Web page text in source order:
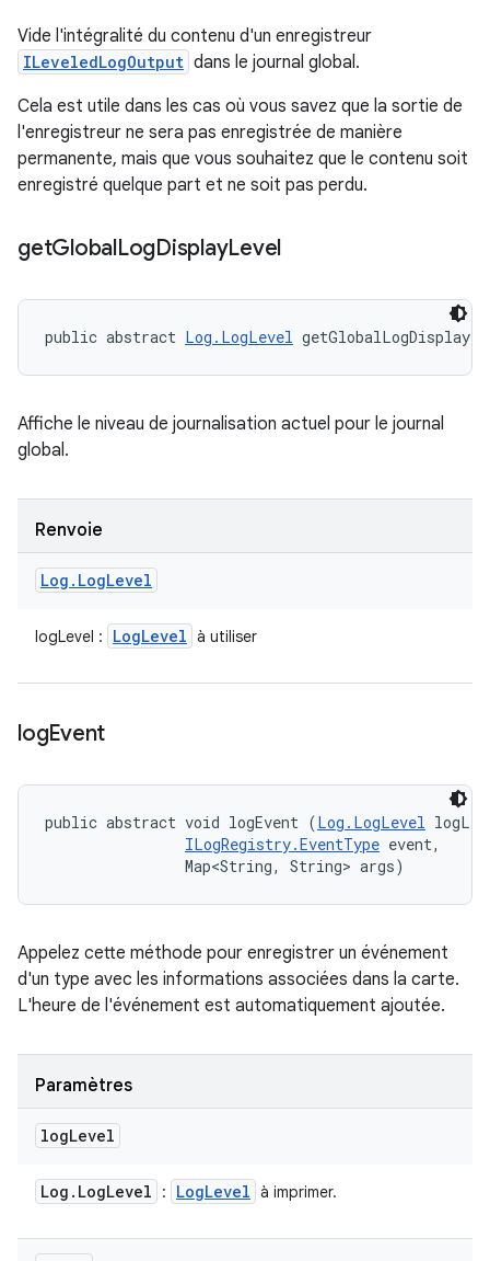
Vide l'intégralité du contenu d'un enregistreur
ILeveledLogOutput dans le journal global.
Cela est utile dans les cas où vous savez que la sortie de
l'enregistreur ne sera pas enregistrée de manière
permanente, mais que vous souhaitez que le contenu soit
enregistré quelque part et ne soit pas perdu.
getGlobalLogDisplayLevel
public abstract Log.LogLevel
Affiche le niveau de journalisation actuel pour le journal
global.
Renvoie
Log . LogLevel
logLevel : LogLevel à utiliser
logEvent
public abstract void logEvent (Log.LogLevel
ILogRegistry.EventType event,
                Map<String, String> args)
Appelez cette méthode pour enregistrer un événement
d'un type avec les informations associées dans la carte.
L'heure de l'événement est automatiquement ajoutée.
Paramètres
logLevel
Log . LogLevel : LogLevel à imprimer.